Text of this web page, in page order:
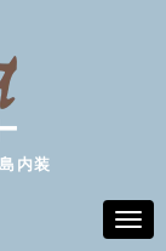
内装
N
a